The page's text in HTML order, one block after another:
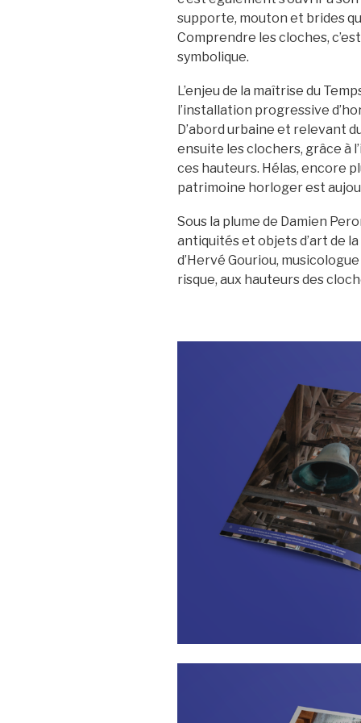
supporte, mouton et brides
Comprendre les cloches,
symbolique.
L’enjeu de la maîtrise du
l’installation progressive
D’abord urbaine et relevant
ensuite les clochers, grâce à
ces hauteurs. Hélas, encore
patrimoine horloger est
Sous la plume de Damien
antiquités et objets d’art de
d’Hervé Gouriou,
risque, aux hauteurs des